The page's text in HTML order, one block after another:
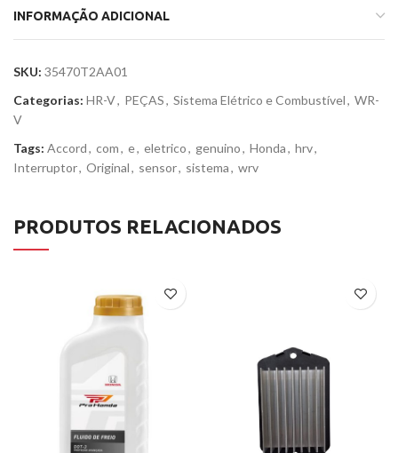
INFORMAÇÃO ADICIONAL
SKU: 35470T2AA01
Categorias: HR-V, PEÇAS, Sistema Elétrico e Combustível, WR-
V
Tags: Accord, com, e, eletrico, genuino, Honda, hrv,
Interruptor, Original, sensor, sistema, wrv
PRODUTOS RELACIONADOS